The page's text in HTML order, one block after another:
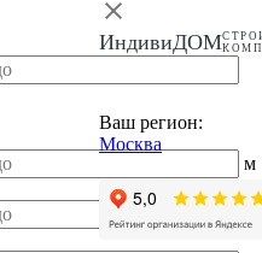
ИндивиДОМ
Ваш регион:
Москва
м